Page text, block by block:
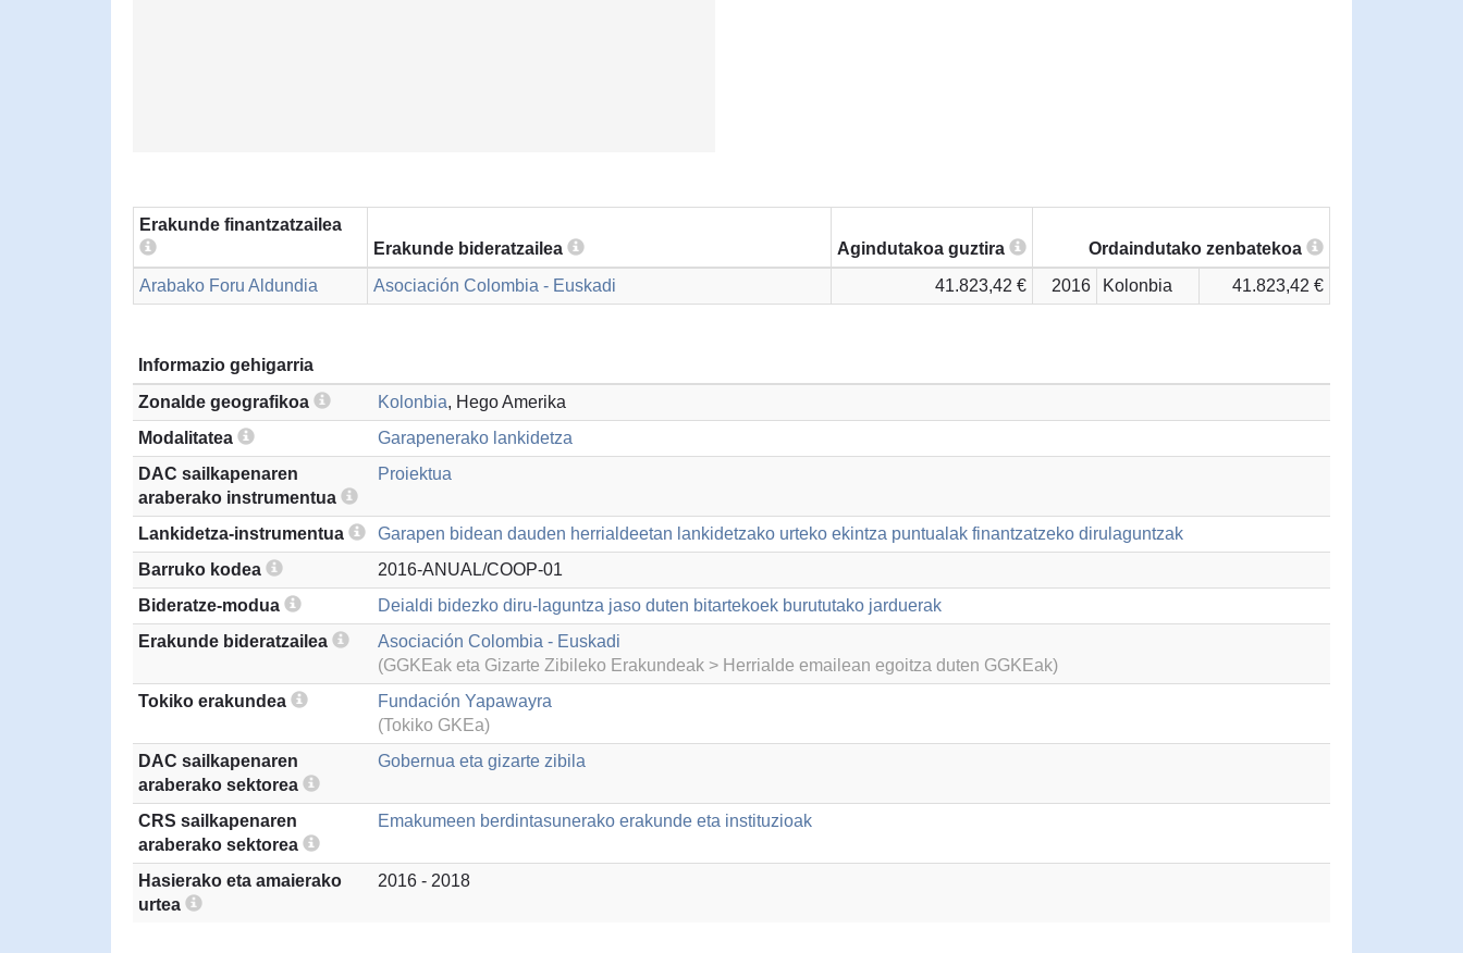
Erakunde finantzatzailea
Erakunde bideratzailea
Agindutakoa guztira
Ordaindutako zenbatekoa
Arabako Foru Aldundia
Asociación Colombia - Euskadi 41.823,42 € 2016 Kolonbia 41.823,42 €
Informazio gehigarria
Zonalde geografikoa
Kolonbia, Hego Amerika
Modalitatea
Garapenerako lankidetza
DAC sailkapenaren
araberako instrumentua
Proiektua
Lankidetza-instrumentua
Garapen bidean dauden herrialdeetan lankidetzako urteko ekintza puntualak finantzatzeko dirulaguntzak
Barruko kodea
2016-ANUAL/COOP-01
Bideratze-modua
Deialdi bidezko diru-laguntza jaso duten bitartekoek burututako jarduerak
Erakunde bideratzailea
Asociación Colombia - Euskadi
(GGKEak eta Gizarte Zibileko Erakundeak > Herrialde emailean egoitza duten GGKEak)
Tokiko erakundea
Fundación Yapawayra
(Tokiko GKEa)
DAC sailkapenaren
araberako sektorea
Gobernua eta gizarte zibila
CRS sailkapenaren
araberako sektorea
Emakumeen berdintasunerako erakunde eta instituzioak
Hasierako eta amaierako
urtea
2016 - 2018